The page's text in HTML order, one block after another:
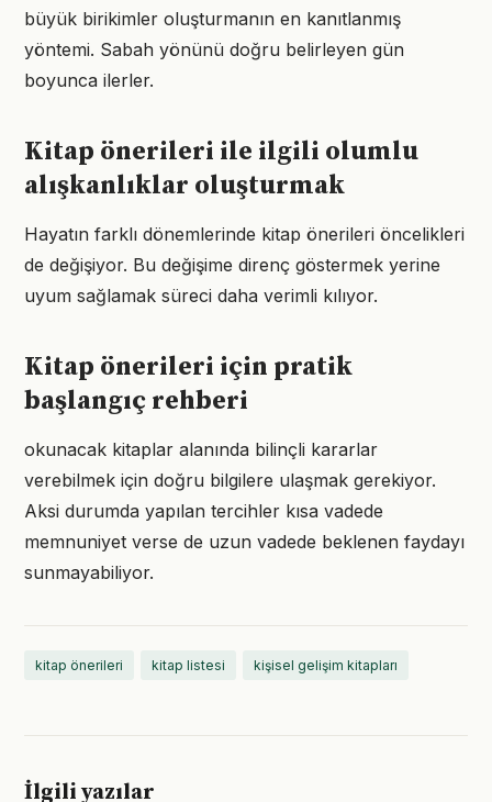
büyük birikimler oluşturmanın en kanıtlanmış
yöntemi. Sabah yönünü doğru belirleyen gün
boyunca ilerler.
Kitap önerileri ile ilgili olumlu
alışkanlıklar oluşturmak
Hayatın farklı dönemlerinde kitap önerileri öncelikleri
de değişiyor. Bu değişime direnç göstermek yerine
uyum sağlamak süreci daha verimli kılıyor.
Kitap önerileri için pratik
başlangıç rehberi
okunacak kitaplar alanında bilinçli kararlar
verebilmek için doğru bilgilere ulaşmak gerekiyor.
Aksi durumda yapılan tercihler kısa vadede
memnuniyet verse de uzun vadede beklenen faydayı
sunmayabiliyor.
kitap önerileri kitap listesi kişisel gelişim kitapları
İlgili yazılar